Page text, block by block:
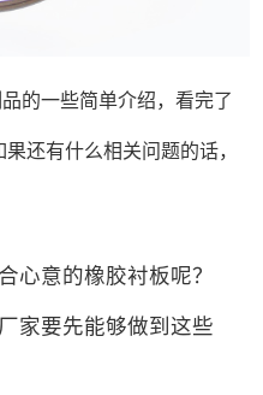
的一些简单介绍，看完了
还有什么相关问题的话，
心意的橡胶衬板呢？
家要先能够做到这些